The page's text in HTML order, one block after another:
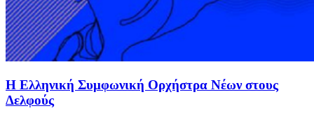
Η Ελληνική Συμφωνική Ορχήστρα Νέων στους
Δελφούς